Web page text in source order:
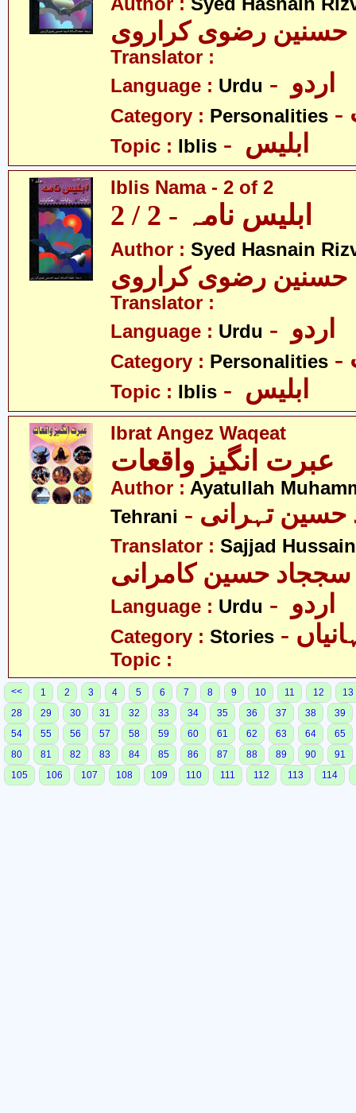
حسنین رضوی کراروی
Translator :
Language : Urdu
Category : Personalities
Topic : Iblis
Iblis Nama - 2 of 2
ابلیس نامہ - 2 / 2
Author : Syed Hasnain
حسنین رضوی کراروی
Translator :
Language : Urdu
Category : Personalities
Topic : Iblis
Ibrat Angez Waqeat
Author : Ayatullah
Tehrani
حسین تہرانی
Translator : Sajjad
سججاد حسین کامرانی
Language : Urdu
Category : Stories
Topic :
<< 1 2 3 4 5 6 7 8 9 10 11 12
13
28
29 30 31 32 33 34 35 36 37 38
39
54
55 56 57 58 59 60 61 62 63 64
65
80
81 82 83 84 85 86 87 88 89 90
91
105
106 107 108 109 110 111 112 113 114